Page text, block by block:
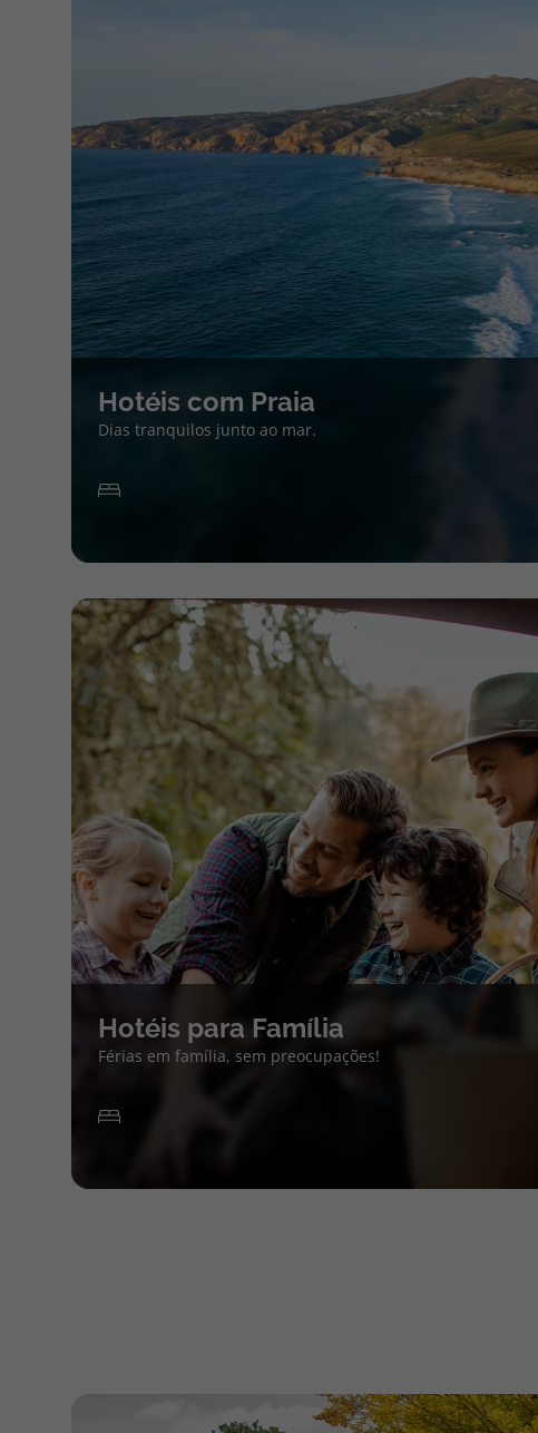
Hotéis com Praia
Dias tranquilos junto ao mar.
Hotéis para Família
Férias em família, sem preocupações!